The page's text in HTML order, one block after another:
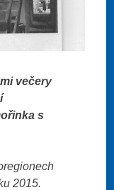
večery
s
2015.